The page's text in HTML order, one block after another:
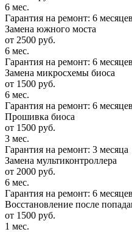
6 мес.
Гарантия на ремонт: 6 месяцев
Замена южного моста
от 2500 руб.
6 мес.
Гарантия на ремонт: 6 месяцев
Замена микросхемы биоса
от 1500 руб.
6 мес.
Гарантия на ремонт: 6 месяцев
Прошивка биоса
от 1500 руб.
3 мес.
Гарантия на ремонт: 3 месяца
Замена мультиконтроллера
от 2000 руб.
6 мес.
Гарантия на ремонт: 6 месяцев
Восстановление после
от 1500 руб.
1 мес.